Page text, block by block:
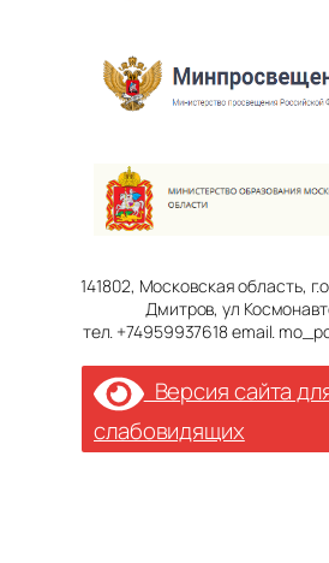
141802, Московская область,
Дмитров, ул
тел. +74959937618 email.
Версия сайта
слабовидящих